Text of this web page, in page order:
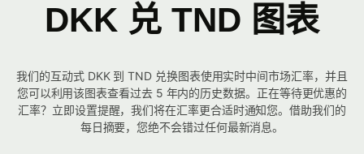
DKK 兑 TND 图表
我们的互动式 DKK 到 TND 兑换图表使用实时中间市场汇率，并且
您可以利用该图表查看过去 5 年内的历史数据。正在等待更优惠的
汇率？立即设置提醒，我们将在汇率更合适时通知您。借助我们的
每日摘要，您绝不会错过任何最新消息。